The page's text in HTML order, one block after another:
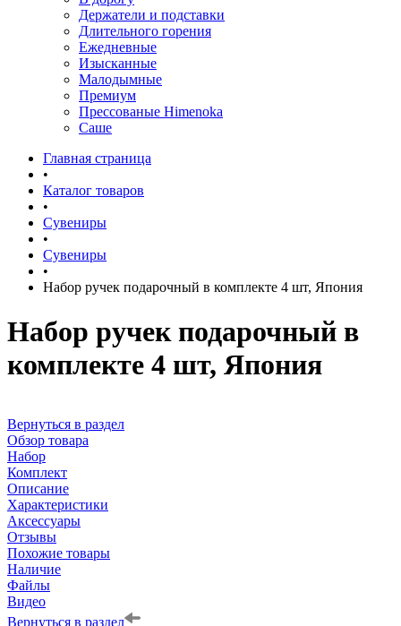
Держатели и подставки
Длительного горения
Ежедневные
Изысканные
Малодымные
Премиум
Прессованые Himenoka
Саше
Главная страница
•
Каталог товаров
•
Сувениры
•
Сувениры
•
Набор ручек подарочный в комплекте 4 шт, Япония
Набор ручек подарочный в
комплекте 4 шт, Япония
Вернуться в раздел
Обзор товара
Набор
Комплект
Описание
Характеристики
Аксессуары
Отзывы
Похожие товары
Наличие
Файлы
Видео
Вернуться в раздел